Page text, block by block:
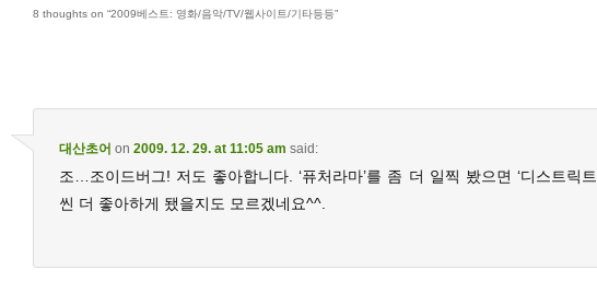
8 thoughts on “2009베스트: 영화/음악/TV/웹사이트/기타등등”
대산초어 on 2009. 12. 29. at 11:05 am said:
조…조이드버그! 저도 좋아합니다. ‘퓨처라마’를 좀 더 일찍 봤으면 ‘디스트릭트
씬 더 좋아하게 됐을지도 모르겠네요^^.